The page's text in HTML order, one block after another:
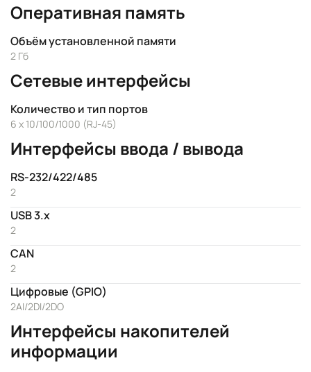
Оперативная память
Объём установленной памяти
2 Гб
Сетевые интерфейсы
Количество и тип портов
6 x 10/100/1000 (RJ-45)
Интерфейсы ввода / вывода
RS-232/422/485
2
USB 3.x
2
CAN
2
Цифровые (GPIO)
2AI/2DI/2DO
Интерфейсы накопителей
информации